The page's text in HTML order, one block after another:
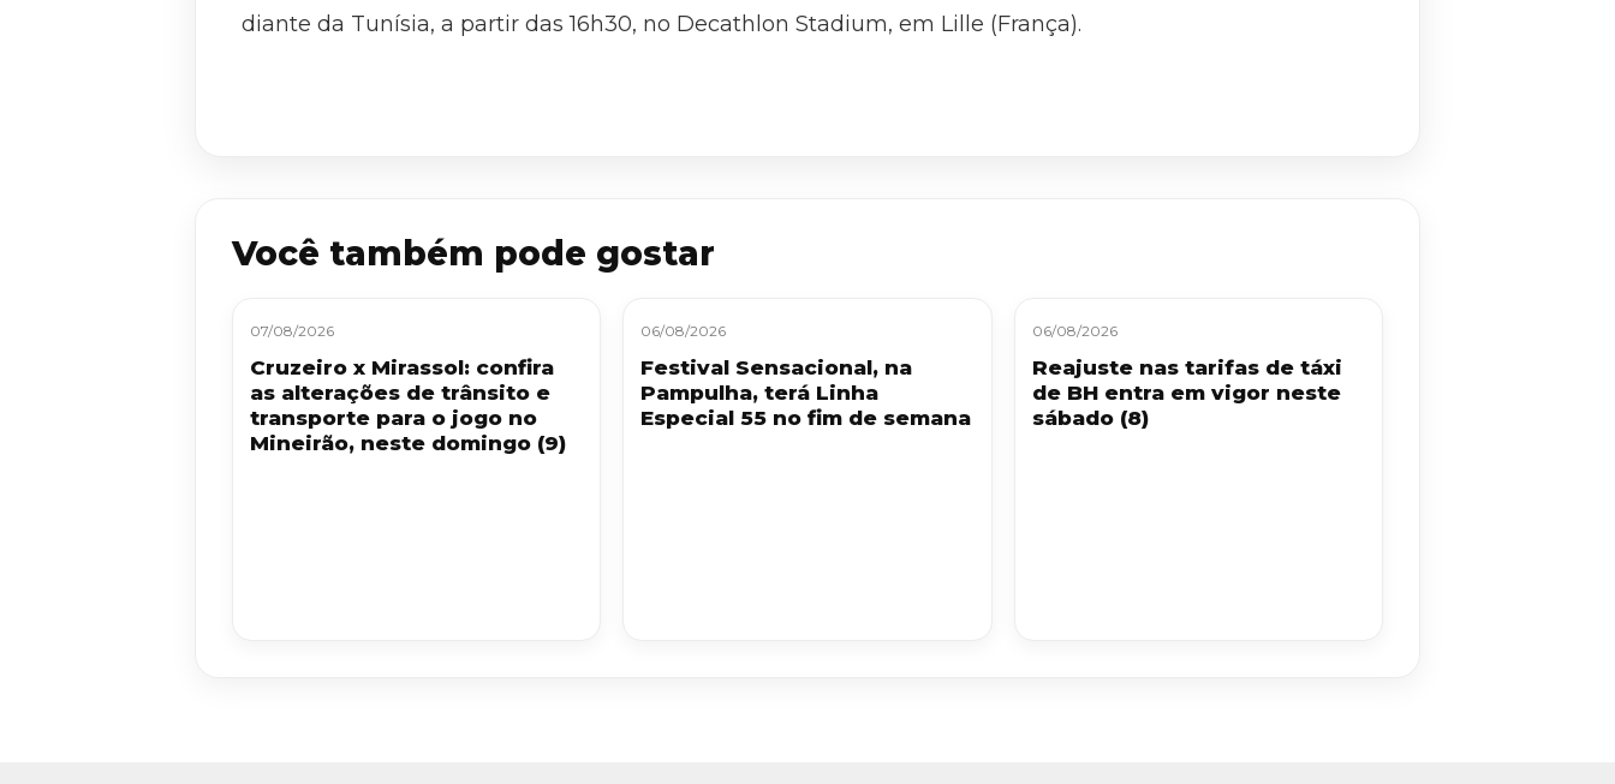
diante da Tunísia, a partir das 16h30, no Decathlon Stadium, em Lille (França).
Você também pode gostar
07/08/2026
Cruzeiro x Mirassol: confira
as alterações de trânsito e
transporte para o jogo no
Mineirão, neste domingo (9)
06/08/2026
Festival Sensacional, na
Pampulha, terá Linha
Especial 55 no fim de semana
06/08/2026
Reajuste nas tarifas de táxi
de BH entra em vigor neste
sábado (8)